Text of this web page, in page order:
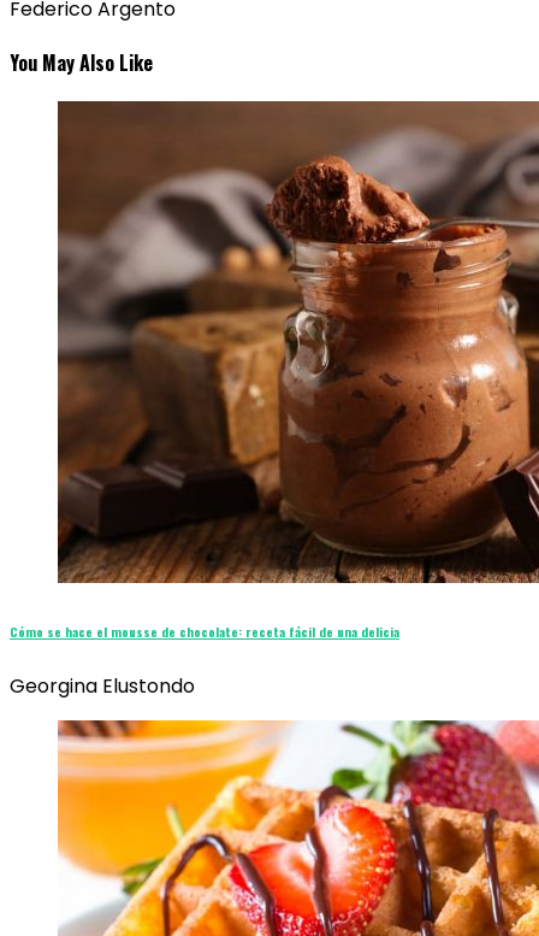
Federico Argento
You May Also Like
Cómo se hace el mousse de chocolate: receta fácil de una delicia
Georgina Elustondo